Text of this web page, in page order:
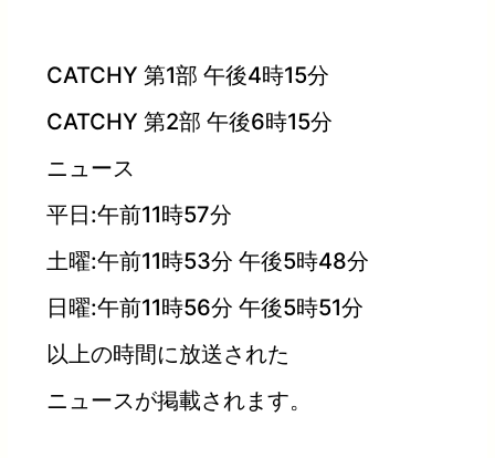
CATCHY 第1部 午後4時15分
CATCHY 第2部 午後6時15分
ニュース
平日:午前11時57分
土曜:午前11時53分 午後5時48分
日曜:午前11時56分 午後5時51分
以上の時間に放送された
ニュースが掲載されます。